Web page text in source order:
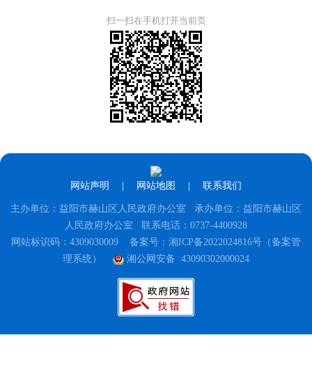
扫一扫在手机打开当前页
网站声明 网站地图 联系我们
主办单位：益阳市赫山区人民政府办公室 承办单位：益阳市赫山区
人民政府办公室 联系电话：0737-4400928
网站标识码：4309030009 备案号：湘ICP备2022024816号（备案管
理系统）
湘公网安备 43090302000024